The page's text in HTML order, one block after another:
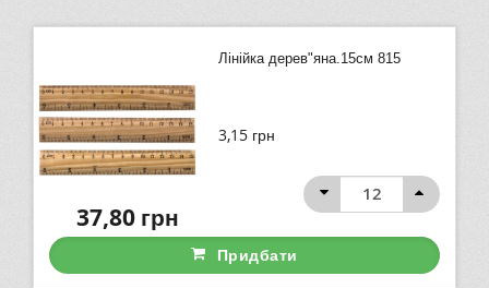
(0)
Лінійка дерев"яна.15см 815
3,15 грн
37,80грн
Придбати